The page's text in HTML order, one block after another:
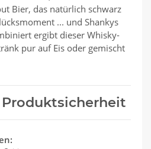
Bier, das natürlich schwarz
... und Shankys
ergibt dieser Whisky-
pur auf Eis oder gemischt